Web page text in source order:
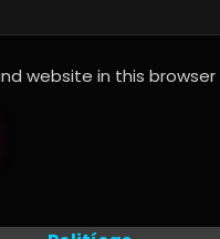
website in this